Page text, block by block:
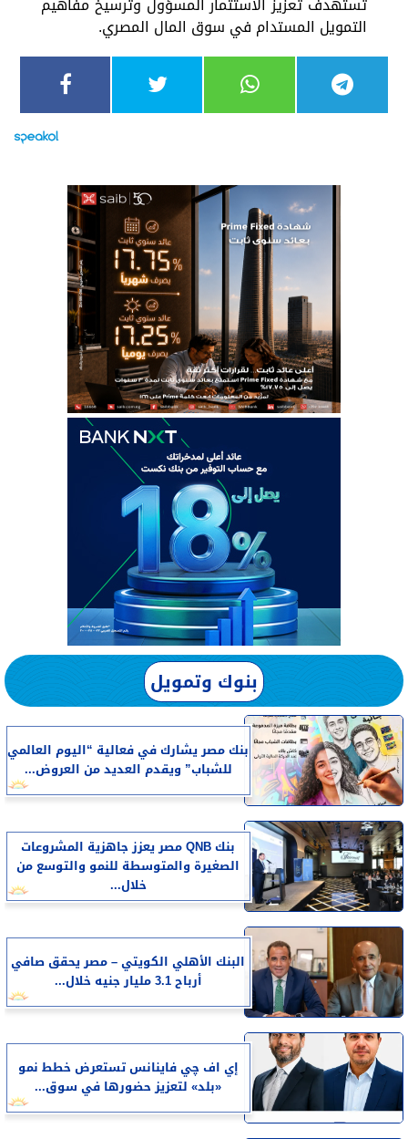
التمويل المستدام في سوق المال المصري.
بنوك وتمويل
بنك مصر يشارك في فعالية “اليوم العالمي
للشباب” ويقدم العديد من العروض...
بنك QNB مصر يعزز جاهزية المشروعات
الصغيرة والمتوسطة للنمو والتوسع من
خلال...
البنك الأهلي الكويتي – مصر يحقق صافي
أرباح 3.1 مليار جنيه خلال...
إي اف چي فاينانس تستعرض خطط نمو
«بلد» لتعزيز حضورها في سوق...